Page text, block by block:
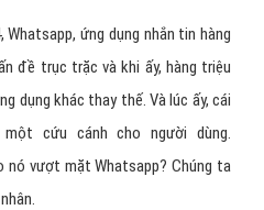
ứng dụng nhắn tin hàng
đề trục trặc và khi ấy, hàng triệu
dụng khác thay thế. Và lúc ấy, cái
cứu cánh cho người dùng.
nó vượt mặt Whatsapp? Chúng ta